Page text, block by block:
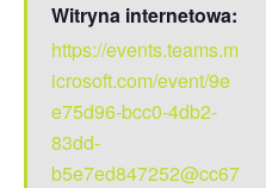
Witryna internetowa:
https://events.teams.m
icrosoft.com/event/9e
e75d96-bcc0-4db2-
83dd-
b5e7ed847252@cc67